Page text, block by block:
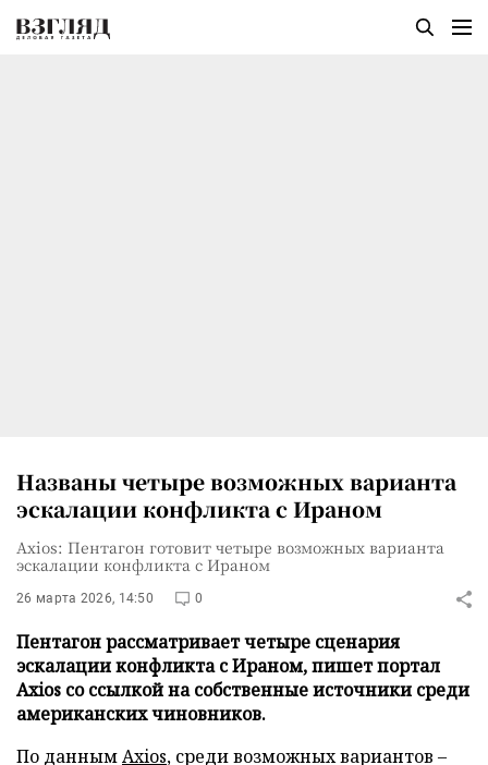
Названы четыре возможных варианта
эскалации конфликта с Ираном
Axios: Пентагон готовит четыре возможных варианта
эскалации конфликта с Ираном
26 марта 2026, 14:50 0
Пентагон рассматривает четыре сценария
эскалации конфликта с Ираном, пишет портал
Axios со ссылкой на собственные источники среди
американских чиновников.
По даннымAxios, среди возможных вариантов –